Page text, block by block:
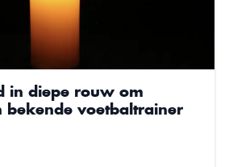
in diepe rouw om
bekende voetbaltrainer